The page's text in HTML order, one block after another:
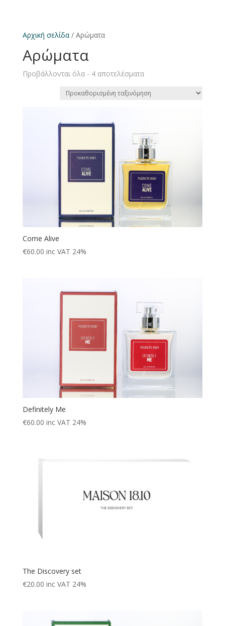
Αρχική σελίδα/ Aρώματα
Aρώματα
Προβάλλονται όλα - 4 αποτελέσματα
Come Alive
€60.00 inc VAT 24%
Definitely Me
€60.00 inc VAT 24%
The Discovery set
€20.00 inc VAT 24%